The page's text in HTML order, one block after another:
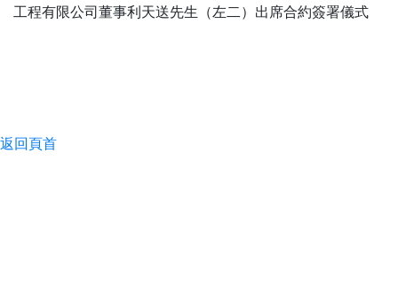
工程有限公司董事利天送先生（左二）出席合約簽署儀式
返回頁首